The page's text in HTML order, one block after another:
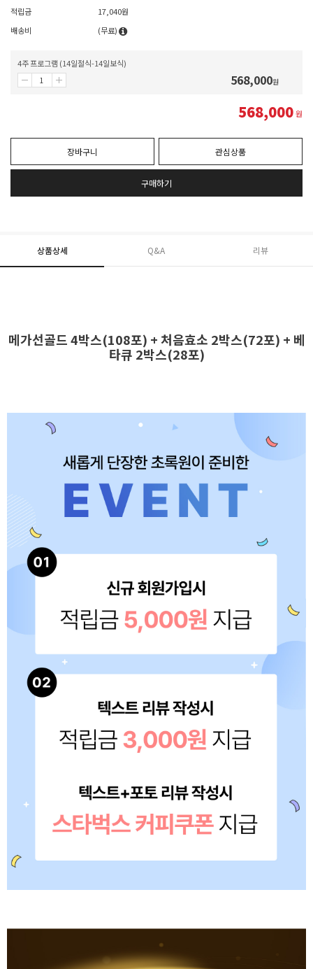
적립금
17,040원
배송비
(무료)
4주 프로그램 (14일절식-14일보식)
568,000원
568,000원
장바구니 관심상품
구매하기
상품상세 Q&A 리뷰
메가선골드 4박스(108포) + 처음효소 2박스(72포) + 베
타큐 2박스(28포)